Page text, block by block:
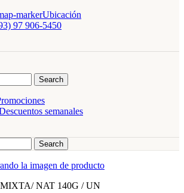
Ubicación
97 906-5450
Search
semanales
Search
NAT 140G / UN